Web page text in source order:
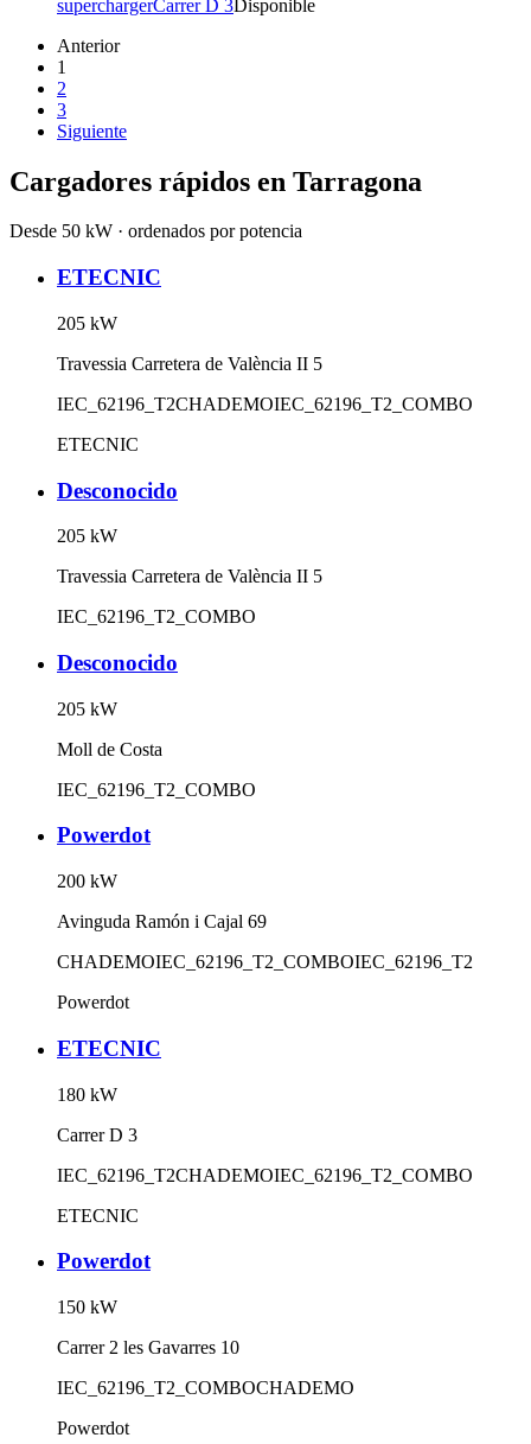
superchargerCarrer D 3 Disponible
Anterior
1
2
3
Siguiente
Cargadores rápidos en Tarragona
Desde 50 kW · ordenados por potencia
ETECNIC
205 kW
Travessia Carretera de València II 5
IEC_62196_T2CHADEMOIEC_62196_T2_COMBO
ETECNIC
Desconocido
205 kW
Travessia Carretera de València II 5
IEC_62196_T2_COMBO
Desconocido
205 kW
Moll de Costa
IEC_62196_T2_COMBO
Powerdot
200 kW
Avinguda Ramón i Cajal 69
CHADEMOIEC_62196_T2_COMBOIEC_62196_T2
Powerdot
ETECNIC
180 kW
Carrer D 3
IEC_62196_T2CHADEMOIEC_62196_T2_COMBO
ETECNIC
Powerdot
150 kW
Carrer 2 les Gavarres 10
IEC_62196_T2_COMBOCHADEMO
Powerdot